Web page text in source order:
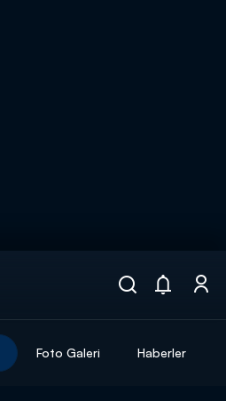
Foto Galeri Haberler